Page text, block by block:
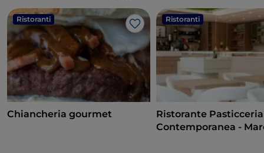
Ristoranti
Like
Chiancheria gourmet
Ristoranti
Ristorante Pasticceria
Contemporanea -